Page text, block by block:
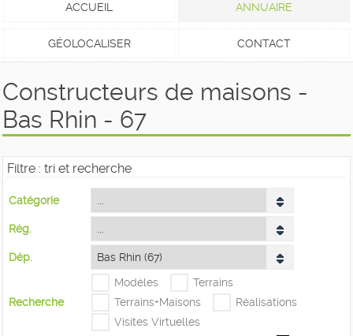
ACCUEIL ANNUAIRE
GÉOLOCALISER CONTACT
Constructeurs de maisons -
Bas Rhin - 67
Filtre : tri et recherche
Catégorie
Rég.
Dép.
Recherche
Modéles
Terrains
Terrains+Maisons
Réalisations
Visites Virtuelles